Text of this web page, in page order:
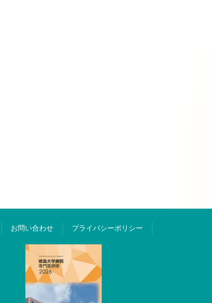
お問い合わせ プライバシーポリシー